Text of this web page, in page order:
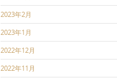
2023年2月
2023年1月
2022年12月
2022年11月